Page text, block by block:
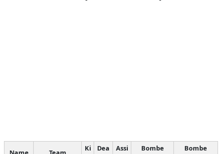
Ki
Dea
Assi
Bombe
Bombe